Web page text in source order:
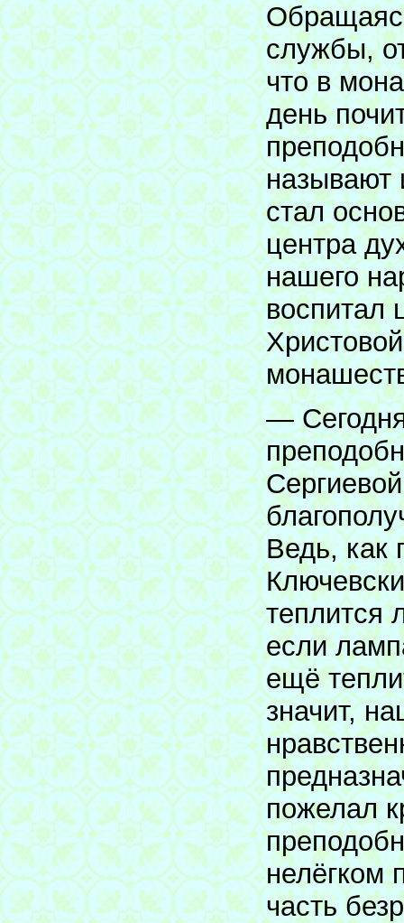
службы,
что в
день
называют
стал
центра
нашего
воспитал
—
Ведь, как
теплится
если
ещё
значит,
пожелал
нелёгком
часть